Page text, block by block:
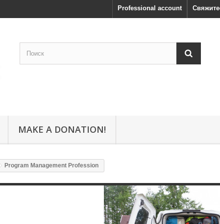
Professional account
MAKE A DONATION!
Program Management Profession